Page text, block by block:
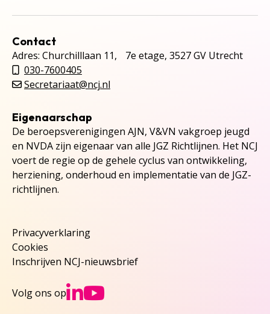
Contact
Adres: Churchilllaan 11, 7e etage, 3527 GV Utrecht
030-7600405
Secretariaat@ncj.nl
Eigenaarschap
De beroepsverenigingen AJN, V&VN vakgroep jeugd
en NVDA zijn eigenaar van alle JGZ Richtlijnen. Het NCJ
voert de regie op de gehele cyclus van ontwikkeling,
herziening, onderhoud en implementatie van de JGZ-
richtlijnen.
Privacyverklaring
Cookies
Inschrijven NCJ-nieuwsbrief
Volg ons op Ga naar NCJs